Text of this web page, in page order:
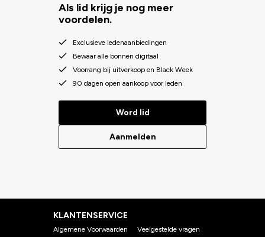
Als lid krijg je nog meer
voordelen.
Exclusieve ledenaanbiedingen
Bewaar alle bonnen digitaal
Voorrang bij uitverkoop en Black Week
90 dagen open aankoop voor leden
Word lid
Aanmelden
KLANTENSERVICE
Algemene Voorwaarden Veelgestelde vragen